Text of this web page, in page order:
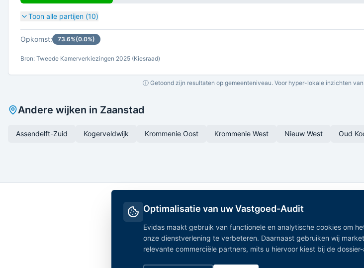
Toon alle partijen (10)
Opkomst: 73.6%(0.0%)
Bron: Tweede Kamerverkiezingen 2025 (Kiesraad)
ⓘ Getoond zijn resultaten op gemeenteniveau. Voor hyper-lokale inzichten
Andere wijken in Zaanstad
Assendelft-Zuid Kogerveldwijk Krommenie Oost Krommenie West Nieuw West Oud
Onafhankelijk Vastgoedregister —
Optimalisatie van uw Vastgoed-Audit
Evidas maakt gebruik van functionele en analytische cookies om
onze dienstverlening te verbeteren. Daarnaast gebruiken wij
relevante commerciële partners, mits u hiervoor kiest bij de